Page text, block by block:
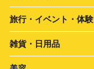
旅行・イベント・体験
雑貨・日用品